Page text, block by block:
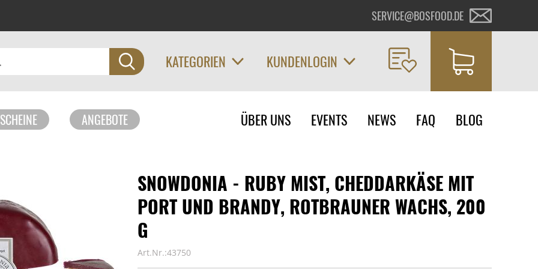
SERVICE@BOSFOOD.DE
KATEGORIEN KUNDENLOGIN
ANGEBOTE
Navigation
überspringen
ÜBER UNS EVENTS NEWS FAQ BLOG
SNOWDONIA - RUBY MIST, CHEDDARKÄSE MIT
PORT UND BRANDY, ROTBRAUNER WACHS, 200
G
Art.Nr.:43750